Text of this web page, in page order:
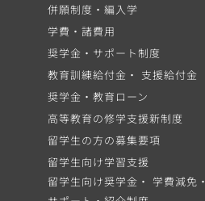
併願制度・編入学
学費・諸費用
奨学金・サポート制度
教育訓練給付金・ 支援給付金
奨学金・教育ローン
高等教育の修学支援新制度
留学生の方の募集要項
留学生向け学習支援
留学生向け奨学金・ 学費減免・